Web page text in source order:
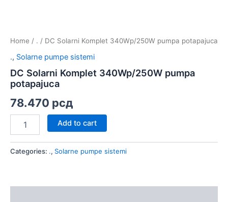
Home / . / DC Solarni Komplet 340Wp/250W pumpa potapajuca
., Solarne pumpe sistemi
DC Solarni Komplet 340Wp/250W pumpa
potapajuca
78.470 рсд
Add to cart
Categories: ., Solarne pumpe sistemi